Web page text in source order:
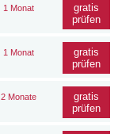
1 Monat
gratis
prüfen
1 Monat
gratis
prüfen
2 Monate
gratis
prüfen